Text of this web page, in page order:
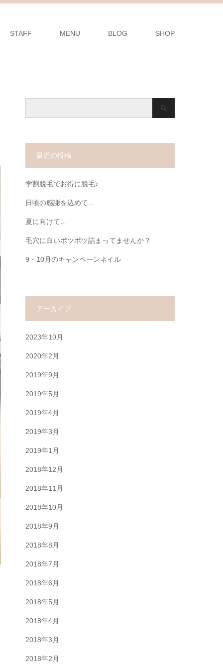
STAFF MENU BLOG SHOP
最近の投稿
学割脱毛でお得に脱毛♪
日頃の感謝を込めて…
夏に向けて…
毛穴に白いポツポツ詰まってませんか？
9・10月のキャンペーンネイル
アーカイブ
2023年10月
2020年2月
2019年9月
2019年5月
2019年4月
2019年3月
2019年1月
2018年12月
2018年11月
2018年10月
2018年9月
2018年8月
2018年7月
2018年6月
2018年5月
2018年4月
2018年3月
2018年2月